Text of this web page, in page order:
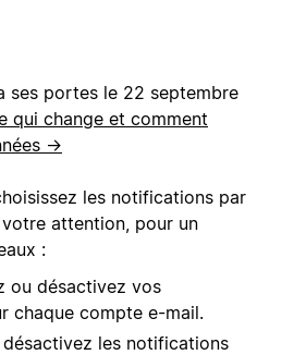
ses portes le 22 septembre
qui change et comment
→
les notifications par
attention, pour un
:
ou désactivez vos
chaque compte e-mail.
les notifications